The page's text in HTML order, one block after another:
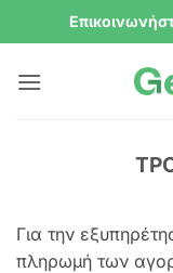
Μετάβαση
στο
Για την
πληρωμή των